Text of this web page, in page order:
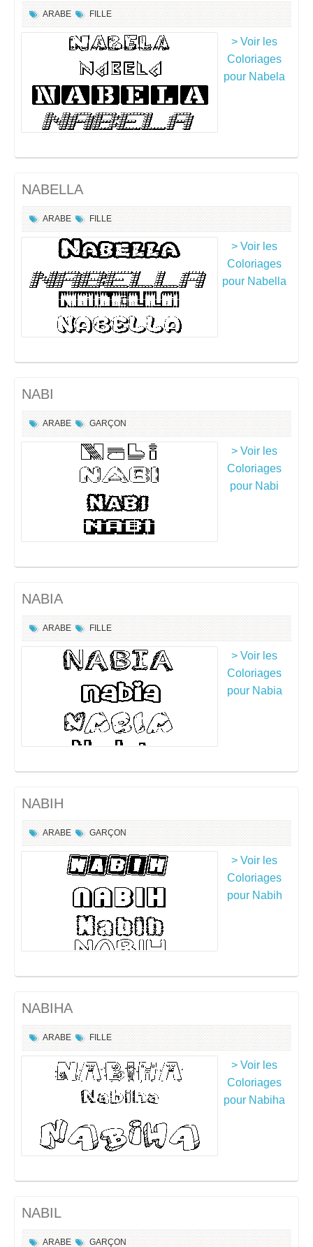
ARABE FILLE
> Voir les
Coloriages
pour Nabela
NABELLA
ARABE FILLE
> Voir les
Coloriages
pour Nabella
NABI
ARABE GARÇON
> Voir les
Coloriages
pour Nabi
NABIA
ARABE FILLE
> Voir les
Coloriages
pour Nabia
NABIH
ARABE GARÇON
> Voir les
Coloriages
pour Nabih
NABIHA
ARABE FILLE
> Voir les
Coloriages
pour Nabiha
NABIL
ARABE GARÇON